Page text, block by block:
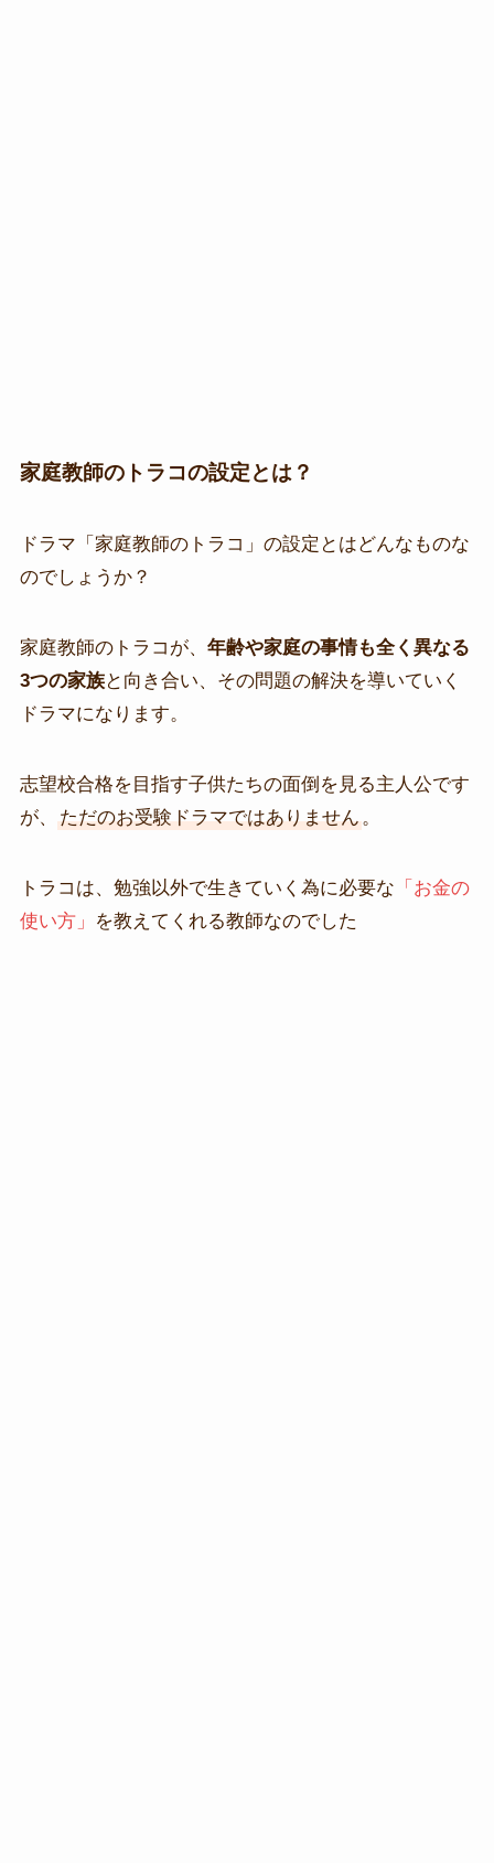
家庭教師のトラコの設定とは？
ドラマ「家庭教師のトラコ」の設定とはどんなものな
のでしょうか？
家庭教師のトラコが、 年齢や家庭の事情も全く異なる
3つの家族と向き合い、その問題の解決を導いていく
ドラマになります。
志望校合格を目指す子供たちの面倒を見る主人公です
が、
ただのお受験ドラマではありません。
トラコは、勉強以外で生きていく為に必要な 「お金の
使い方」
を教えてくれる教師なのでした